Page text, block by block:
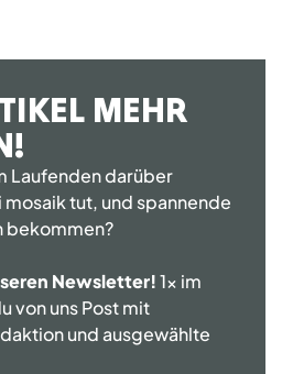
MEHR
Laufenden darüber
tut, und spannende
bekommen?
Newsletter!1x im
von uns Post mit
und ausgewählte